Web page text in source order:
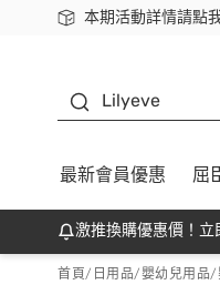
本期活動詳情請點
下載app最高回饋
Lilyeve
最新會員優惠 屈
激推換購優惠價！立
首頁/ 日用品/嬰幼兒用品/